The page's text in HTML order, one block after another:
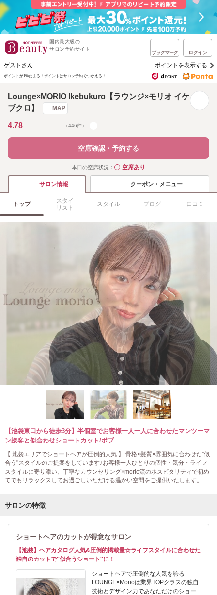
国内最大級の
サロン予約サイト
ブックマーク ログイン
ゲストさん ポイントを表示する
ポイントが1%たまる！ ポイントはサロン予約でつかえる！
Lounge×MORIO Ikebukuro【ラウンジ×モリオ イケ
ブクロ】
MAP
4.78 （446件）
空席確認・予約する
本日の空席状況： ◯空席あり
サロン情報 クーポン・メニュー
トップ
スタイ
リスト
スタイル ブログ 口コミ
【池袋東口から徒歩3分】半個室でお客様一人一人に合わせたマンツーマ
ン接客と似合わせショートカット/ボブ
【 池袋エリアでショートヘアが圧倒的人気 】 骨格×髪質×雰囲気に合わせた”似
合う"スタイルのご提案をしています♪お客様一人ひとりの個性・気分・ライフ
スタイルに寄り添い、丁寧なカウンセリング×morio流のホスピタリティで初め
てでもリラックスしてお過ごしいただける温かい空間をご提供いたします。
サロンの特徴
ショートヘアのカットが得意なサロン
【池袋】ヘアカタログ人気&圧倒的掲載量☆ライフスタイルに合わせた
独自のカットで''似合うショート''に！
ショートヘアで圧倒的な人気を誇る
LOUNGE×Morioは業界TOPクラスの独自
技術とデザイン力であなただけのショー